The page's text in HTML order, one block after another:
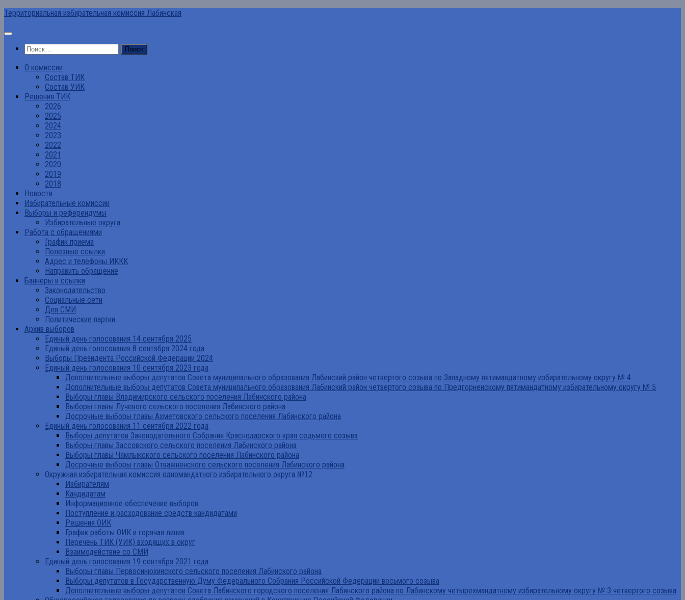
Перейти
содержимому
Территориальная избирательная комиссия Лабинская
Найти:
О комиссии
Состав ТИК
Состав УИК
Решения ТИК
2026
2025
2024
2023
2022
2021
2020
2019
2018
Новости
Избирательные комиссии
Выборы и референдумы
Избирательные округа
Работа с обращениями
График приема
Полезные ссылки
Адрес и телефоны ИККК
Направить обращение
Баннеры и ссылки
Законодательство
Социальные сети
Для СМИ
Политические партии
Архив выборов
Единый день голосования 14 сентября 2025
Единый день голосования 8 сентября 2024 года
Выборы Президента Российской Федерации 2024
Единый день голосования 10 сентября 2023 года
Дополнительные выборы депутатов Совета муниципального образования Лабинский район четвертого созыва по Западному пятимандатному избирательному округу № 4
Дополнительные выборы депутатов Совета муниципального образования Лабинский район четвертого созыва по Предгорненскому пятимандатному избирательному округу № 5
Выборы главы Владимирского сельского поселения Лабинского района
Выборы главы Лучевого сельского поселения Лабинского района
Досрочные выборы главы Ахметовского сельского поселения Лабинского района
Единый день голосования 11 сентября 2022 года
Выборы депутатов Законодательного Собрания Краснодарского края седьмого созыва
Выборы главы Зассовского сельского поселения Лабинского района
Выборы главы Чамлыкского сельского поселения Лабинского района
Досрочные выборы главы Отважненского сельского поселения Лабинского района
Окружная избирательная комиссия одномандатного избирательного округа №12
Избирателям
Кандидатам
Информационное обеспечение выборов
Поступление и расходование средств кандидатами
Решения ОИК
График работы ОИК и горячая линия
Перечень ТИК (УИК) входящих в округ
Взаимодействие со СМИ
Единый день голосования 19 сентября 2021 года
Выборы главы Первосинюхинского сельского поселения Лабинского района
Выборы депутатов в Государственную Думу Федерального Собрания Российской Федерации восьмого созыва
Дополнительные выборы депутатов Совета Лабинского городского поселения Лабинского района по Лабинскому четырехмандатному избирательному округу № 3 четвертого созыва